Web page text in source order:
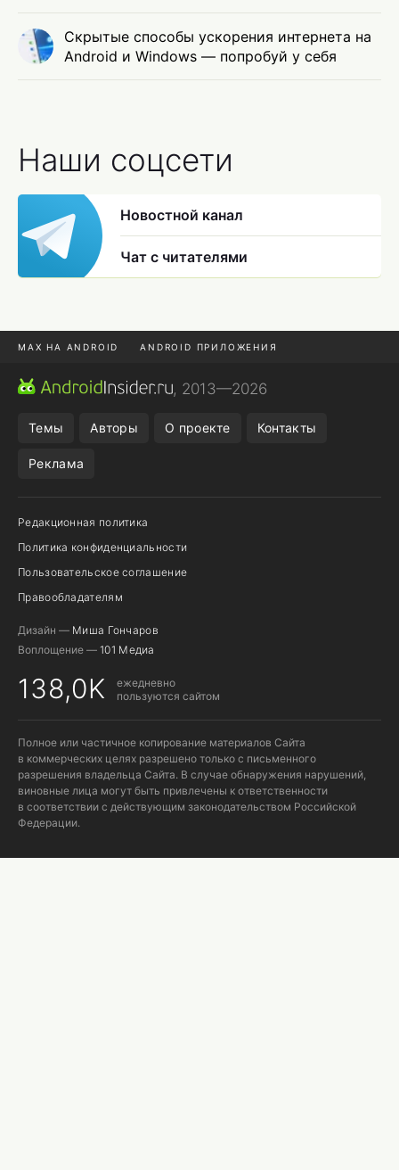
Скрытые способы ускорения интернета на
Android и Windows — попробуй у себя
Наши соцсети
Новостной канал
Чат с читателями
MAX НА ANDROID ANDROID ПРИЛОЖЕНИЯ
MAX ИЗ RUSTORE
, 2013—2026
Темы Авторы О проекте Контакты
Реклама
Редакционная политика
Политика конфиденциальности
Пользовательское соглашение
Правообладателям
Дизайн — Миша Гончаров
Воплощение — 101 Медиа
138,0K
ежедневно
пользуются сайтом
Полное или частичное копирование материалов Сайта
в коммерческих целях разрешено только с письменного
разрешения владельца Сайта. В случае обнаружения нарушений,
виновные лица могут быть привлечены к ответственности
в соответствии с действующим законодательством Российской
Федерации.